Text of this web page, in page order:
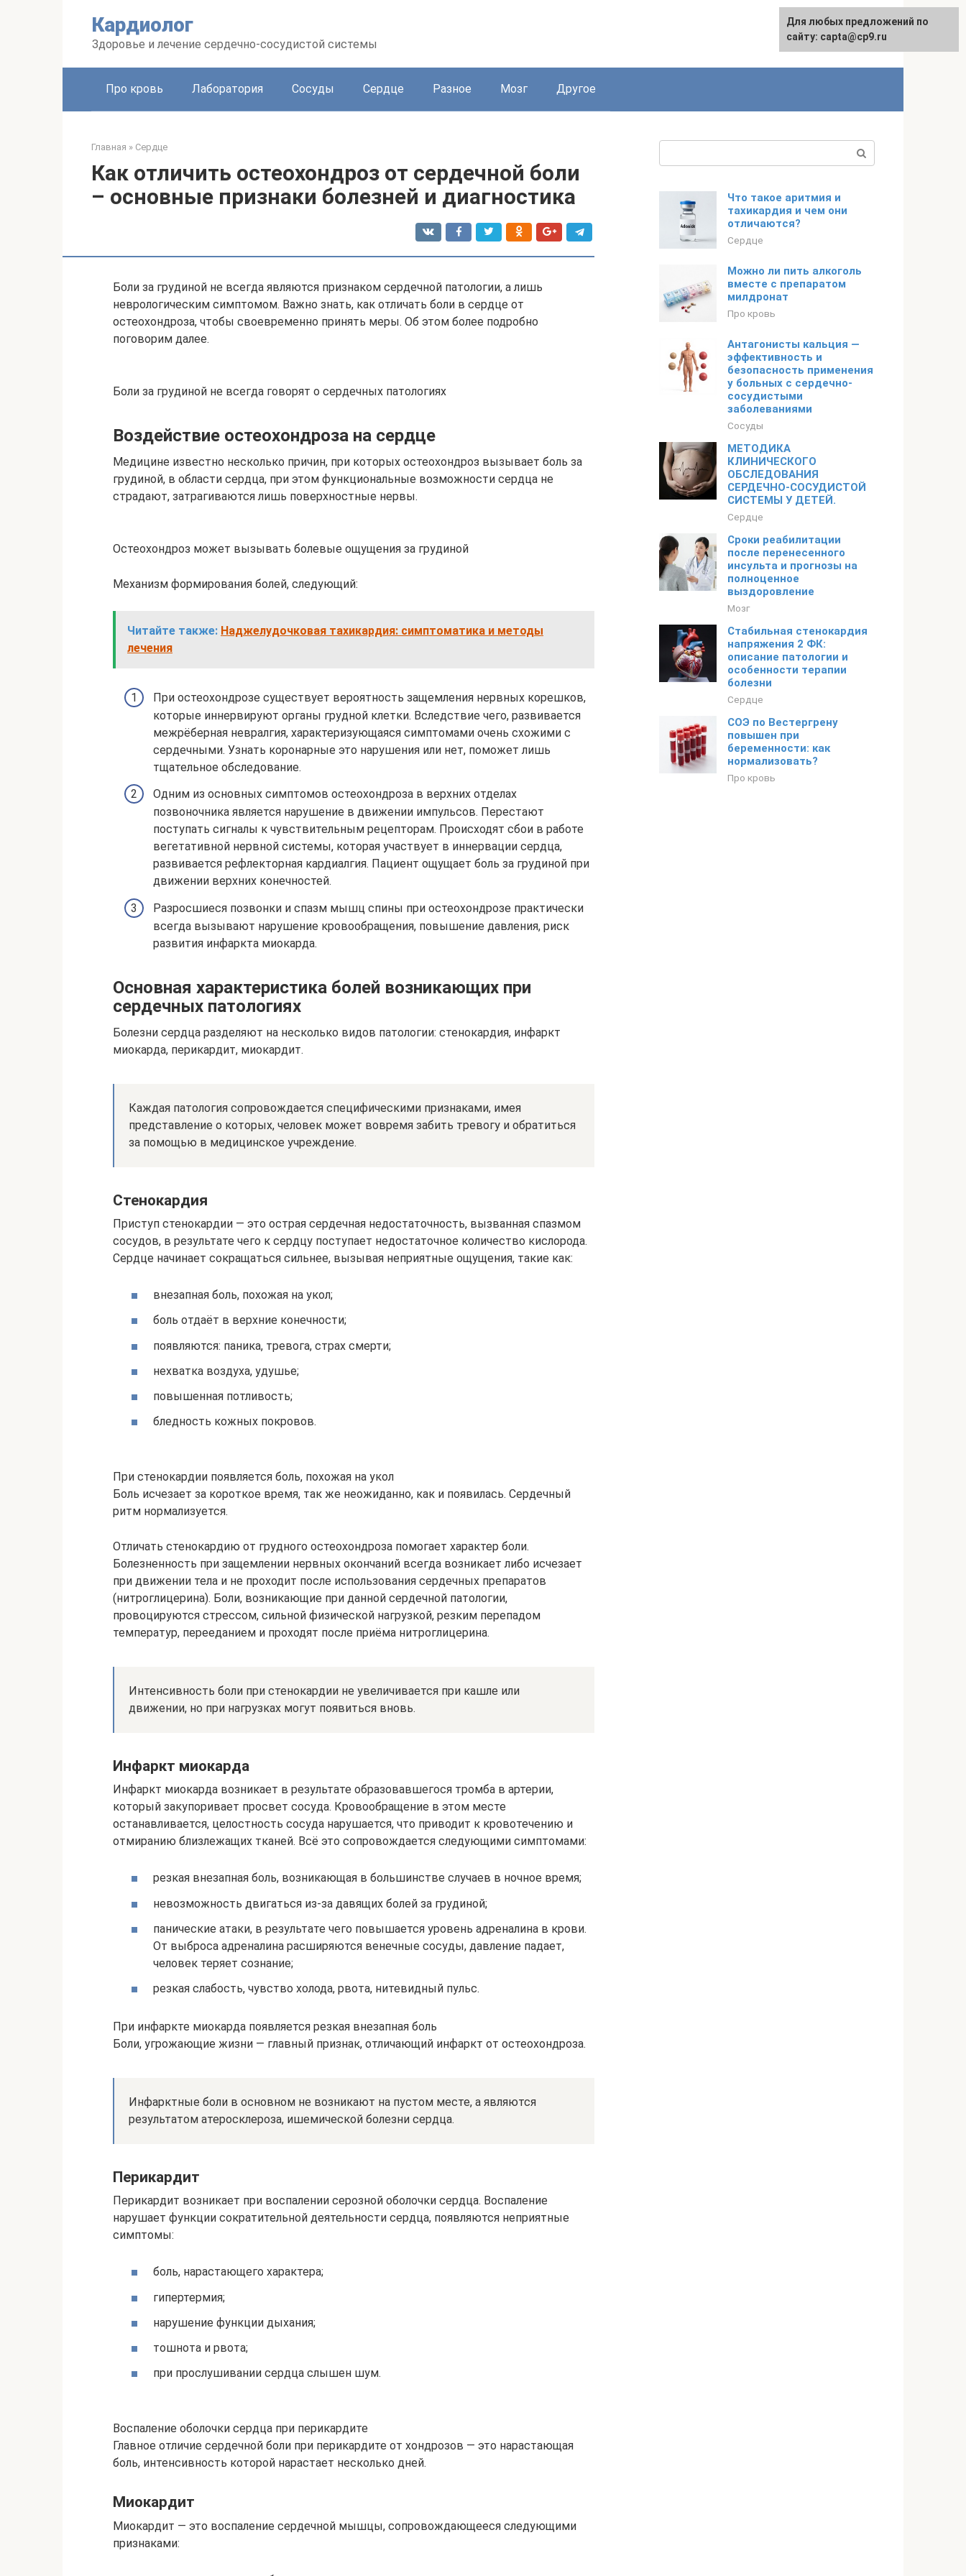
Кардиолог
Здоровье и лечение сердечно-сосудистой системы
Про кровь Лаборатория Сосуды Сердце Разное Мозг Другое
Главная » Сердце
Как отличить остеохондроз от сердечной боли
– основные признаки болезней и диагностика
Боли за грудиной не всегда являются признаком сердечной патологии, а лишь
неврологическим симптомом. Важно знать, как отличать боли в сердце от
остеохондроза, чтобы своевременно принять меры. Об этом более подробно
поговорим далее.
Боли за грудиной не всегда говорят о сердечных патологиях
Воздействие остеохондроза на сердце
Медицине известно несколько причин, при которых остеохондроз вызывает боль за
грудиной, в области сердца, при этом функциональные возможности сердца не
страдают, затрагиваются лишь поверхностные нервы.
Остеохондроз может вызывать болевые ощущения за грудиной
Механизм формирования болей, следующий:
Читайте также: Наджелудочковая тахикардия: симптоматика и методы
лечения
При остеохондрозе существует вероятность защемления нервных корешков,
которые иннервируют органы грудной клетки. Вследствие чего, развивается
межрёберная невралгия, характеризующаяся симптомами очень схожими с
сердечными. Узнать коронарные это нарушения или нет, поможет лишь
тщательное обследование.
Одним из основных симптомов остеохондроза в верхних отделах
позвоночника является нарушение в движении импульсов. Перестают
поступать сигналы к чувствительным рецепторам. Происходят сбои в работе
вегетативной нервной системы, которая участвует в иннервации сердца,
развивается рефлекторная кардиалгия. Пациент ощущает боль за грудиной при
движении верхних конечностей.
Разросшиеся позвонки и спазм мышц спины при остеохондрозе практически
всегда вызывают нарушение кровообращения, повышение давления, риск
развития инфаркта миокарда.
Основная характеристика болей возникающих при
сердечных патологиях
Болезни сердца разделяют на несколько видов патологии: стенокардия, инфаркт
миокарда, перикардит, миокардит.
Каждая патология сопровождается специфическими признаками, имея
представление о которых, человек может вовремя забить тревогу и обратиться
за помощью в медицинское учреждение.
Стенокардия
Приступ стенокардии — это острая сердечная недостаточность, вызванная спазмом
сосудов, в результате чего к сердцу поступает недостаточное количество кислорода.
Сердце начинает сокращаться сильнее, вызывая неприятные ощущения, такие как:
внезапная боль, похожая на укол;
боль отдаёт в верхние конечности;
появляются: паника, тревога, страх смерти;
нехватка воздуха, удушье;
повышенная потливость;
бледность кожных покровов.
При стенокардии появляется боль, похожая на укол
Боль исчезает за короткое время, так же неожиданно, как и появилась. Сердечный
ритм нормализуется.
Отличать стенокардию от грудного остеохондроза помогает характер боли.
Болезненность при защемлении нервных окончаний всегда возникает либо исчезает
при движении тела и не проходит после использования сердечных препаратов
(нитроглицерина). Боли, возникающие при данной сердечной патологии,
провоцируются стрессом, сильной физической нагрузкой, резким перепадом
температур, перееданием и проходят после приёма нитроглицерина.
Интенсивность боли при стенокардии не увеличивается при кашле или
движении, но при нагрузках могут появиться вновь.
Инфаркт миокарда
Инфаркт миокарда возникает в результате образовавшегося тромба в артерии,
который закупоривает просвет сосуда. Кровообращение в этом месте
останавливается, целостность сосуда нарушается, что приводит к кровотечению и
отмиранию близлежащих тканей. Всё это сопровождается следующими симптомами:
резкая внезапная боль, возникающая в большинстве случаев в ночное время;
невозможность двигаться из-за давящих болей за грудиной;
панические атаки, в результате чего повышается уровень адреналина в крови.
От выброса адреналина расширяются венечные сосуды, давление падает,
человек теряет сознание;
резкая слабость, чувство холода, рвота, нитевидный пульс.
При инфаркте миокарда появляется резкая внезапная боль
Боли, угрожающие жизни — главный признак, отличающий инфаркт от остеохондроза.
Инфарктные боли в основном не возникают на пустом месте, а являются
результатом атеросклероза, ишемической болезни сердца.
Перикардит
Перикардит возникает при воспалении серозной оболочки сердца. Воспаление
нарушает функции сократительной деятельности сердца, появляются неприятные
симптомы:
боль, нарастающего характера;
гипертермия;
нарушение функции дыхания;
тошнота и рвота;
при прослушивании сердца слышен шум.
Воспаление оболочки сердца при перикардите
Главное отличие сердечной боли при перикардите от хондрозов — это нарастающая
боль, интенсивность которой нарастает несколько дней.
Миокардит
Миокардит — это воспаление сердечной мышцы, сопровождающееся следующими
признаками:
Что такое аритмия и
тахикардия и чем они
отличаются?
Сердце
Можно ли пить алкоголь
вместе с препаратом
милдронат
Про кровь
Антагонисты кальция —
эффективность и
безопасность применения
у больных с сердечно-
сосудистыми
заболеваниями
Сосуды
МЕТОДИКА
КЛИНИЧЕСКОГО
ОБСЛЕДОВАНИЯ
СЕРДЕЧНО-СОСУДИСТОЙ
СИСТЕМЫ У ДЕТЕЙ.
Сердце
Сроки реабилитации
после перенесенного
инсульта и прогнозы на
полноценное
выздоровление
Мозг
Стабильная стенокардия
напряжения 2 ФК:
описание патологии и
особенности терапии
болезни
Сердце
СОЭ по Вестергрену
повышен при
беременности: как
нормализовать?
Про кровь
Для любых предложений по
сайту: capta@cp9.ru